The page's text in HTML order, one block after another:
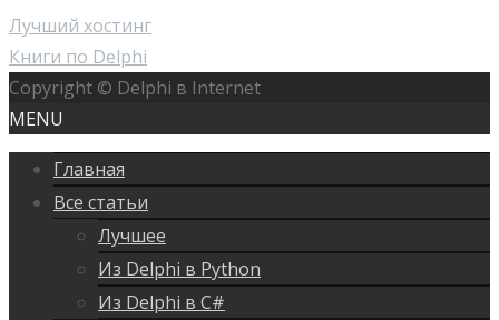
Лучший хостинг
Книги по Delphi
Copyright © Delphi в Internet
MENU
Главная
Все статьи
Лучшее
Из Delphi в Python
Из Delphi в C#